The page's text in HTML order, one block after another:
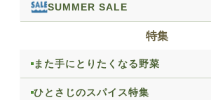
SUMMER SALE
特集
また手にとりたくなる野菜
ひとさじのスパイス特集